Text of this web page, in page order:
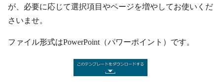
が、必要に応じて選択項目やページを増やしてお使いくだ
さいませ。
ファイル形式はPowerPoint（パワーポイント）です。